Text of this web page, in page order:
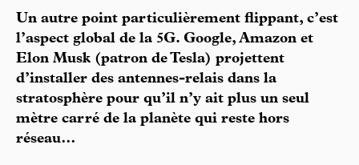
Un autre point particulièrement flippant, c’est
l’aspect global de la 5G. Google, Amazon et
Elon Musk (patron de Tesla) projettent
d’installer des antennes-relais dans la
stratosphère pour qu’il n’y ait plus un seul
mètre carré de la planète qui reste hors
réseau…